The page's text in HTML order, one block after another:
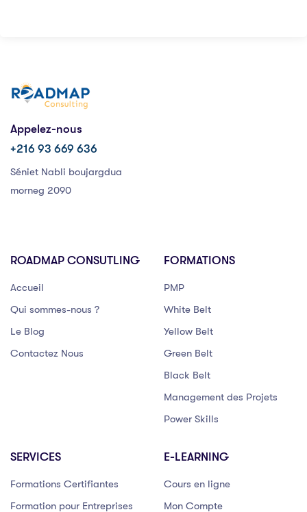
Appelez-nous
+216 93 669 636
Séniet Nabli boujargdua
morneg 2090
ROADMAP CONSUTLING
Accueil
Qui sommes-nous ?
Le Blog
Contactez Nous
FORMATIONS
PMP
White Belt
Yellow Belt
Green Belt
Black Belt
Management des Projets
Power Skills
SERVICES
Formations Certifiantes
Formation pour Entreprises
E-LEARNING
Cours en ligne
Mon Compte